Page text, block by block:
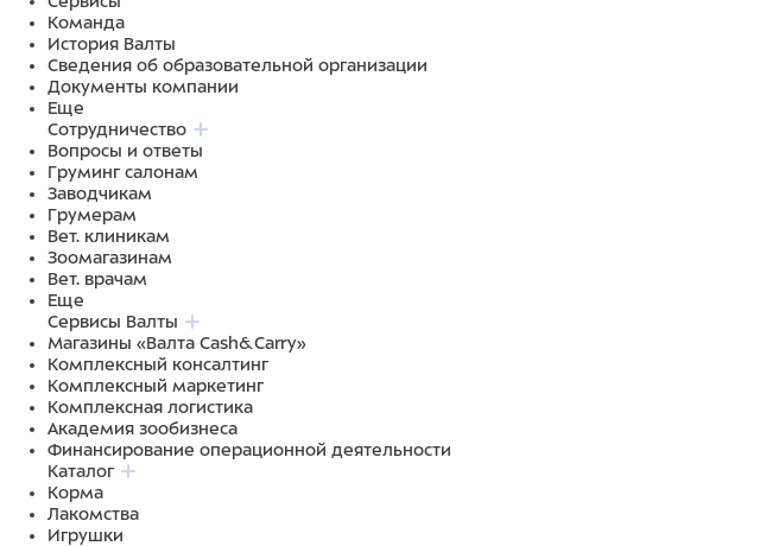
Команда
История Валты
Сведения об образовательной организации
Документы компании
Еще
Сотрудничество
Вопросы и ответы
Груминг салонам
Заводчикам
Грумерам
Вет. клиникам
Зоомагазинам
Вет. врачам
Еще
Сервисы Валты
Магазины «Валта Cash&Carry»
Комплексный консалтинг
Комплексный маркетинг
Комплексная логистика
Академия зообизнеса
Финансирование операционной деятельности
Каталог
Корма
Лакомства
Игрушки